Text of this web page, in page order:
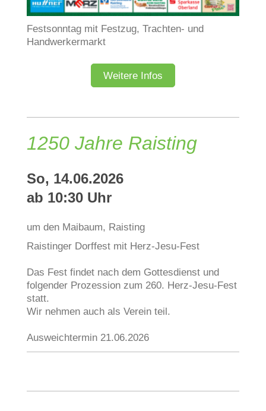
Festsonntag mit Festzug, Trachten- und
Handwerkermarkt
Weitere Infos
1250 Jahre Raisting
So, 14.06.2026
ab 10:30 Uhr
um den Maibaum, Raisting
Raistinger Dorffest mit Herz-Jesu-Fest
Das Fest findet nach dem Gottesdienst und
folgender Prozession zum 260. Herz-Jesu-Fest
statt.
Wir nehmen auch als Verein teil.
Ausweichtermin 21.06.2026